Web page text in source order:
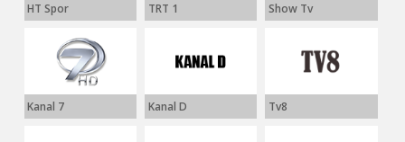
HT Spor TRT 1 Show Tv
Kanal 7 Kanal D Tv8